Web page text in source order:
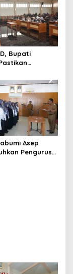
Bupati
Asep
Pengurus